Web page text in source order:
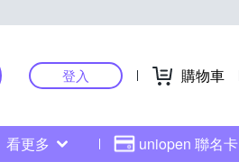
登入 購物車
看更多 uniopen 聯名卡